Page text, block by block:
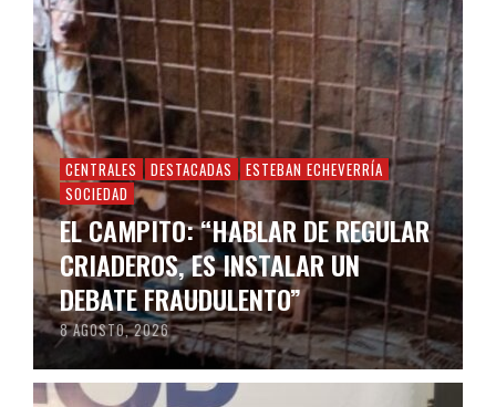
CENTRALES DESTACADAS
ESTEBAN ECHEVERRÍA
SOCIEDAD
EL CAMPITO: “HABLAR DE REGULAR
CRIADEROS, ES INSTALAR UN
DEBATE FRAUDULENTO”
8 AGOSTO, 2026